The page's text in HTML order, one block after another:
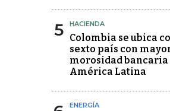
5 HACIENDA
Colombia se ubica
sexto país con
morosidad bancaria
América Latina
ENERGÍA